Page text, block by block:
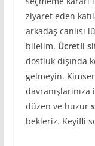
ziyaret eden
arkadaş canlısı
bilelim. Ücretli
dostluk dışında
gelmeyin.
düzen ve huzur
bekleriz. Keyifli